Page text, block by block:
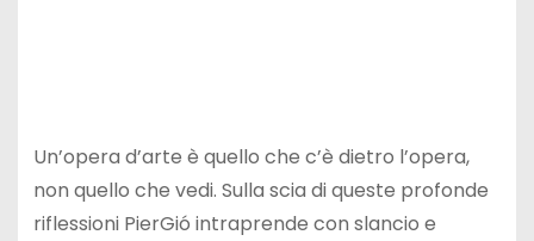
Un’opera d’arte è quello che c’è dietro l’opera,
non quello che vedi. Sulla scia di queste profonde
riflessioni PierGió intraprende con slancio e